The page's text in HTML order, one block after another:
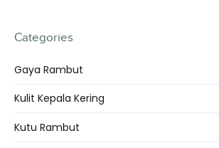
Categories
Gaya Rambut
Kulit Kepala Kering
Kutu Rambut